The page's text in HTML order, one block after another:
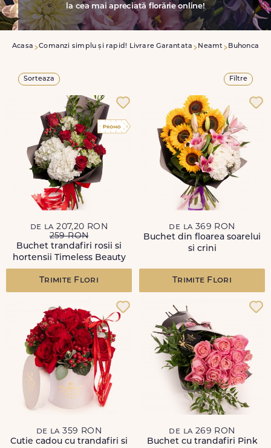
la cea mai apreciată florărie online!
Acasa Comanzi simplu și rapid! Livrare Garantata Neamt Buhonca
Sorteaza Filtre
de la 207,20 RON
259 RON
Buchet trandafiri rosii si
hortensii Timeless Beauty
Trimite Flori
de la 369 RON
Buchet din floarea soarelui
si crini
Trimite Flori
de la 359 RON
Cutie cadou cu trandafiri si
de la 269 RON
Buchet cu trandafiri Pink